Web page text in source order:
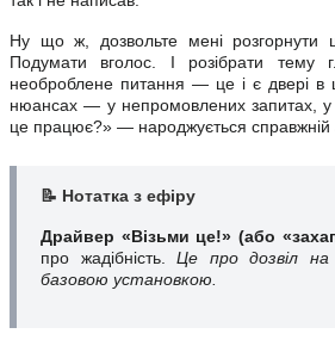
Ну що ж, дозвольте мені розгорнути
Подумати вголос. І розібрати тему
необроблене питання — це і є двері в
нюансах — у непромовлених запитах,
це працює?» — народжується справжній
📝 Нотатка з ефіру
Драйвер «Візьми це!» (або
про жадібність. Це про дозвіл
базовою установкою.